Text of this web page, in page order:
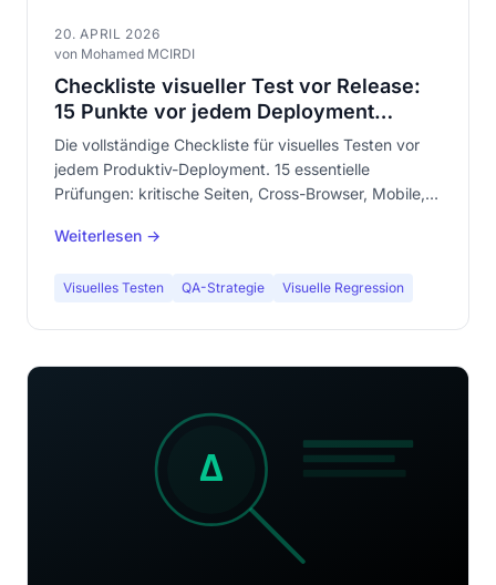
20. APRIL 2026
von Mohamed MCIRDI
Checkliste visueller Test vor Release:
15 Punkte vor jedem Deployment
prüfen
Die vollständige Checkliste für visuelles Testen vor
jedem Produktiv-Deployment. 15 essentielle
Prüfungen: kritische Seiten, Cross-Browser, Mobile,
Der Artikel, den Ihr QA-Team bookmarken wird.
Weiterlesen →
Visuelles Testen QA-Strategie Visuelle Regression